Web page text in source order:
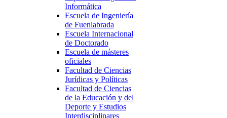
Informática
Escuela de Ingeniería
de Fuenlabrada
Escuela Internacional
de Doctorado
Escuela de másteres
oficiales
Facultad de Ciencias
Jurídicas y Políticas
Facultad de Ciencias
de la Educación y del
Deporte y Estudios
Interdisciplinares